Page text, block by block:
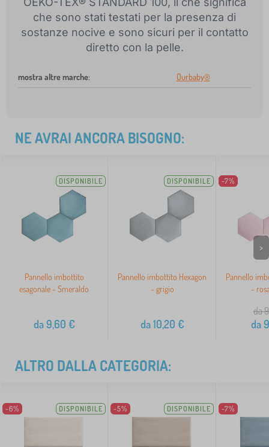
che sono stati testati per la presenza di
sostanze nocive e sono sicuri per il contatto
diretto con la pelle.
mostra altre marche: Ourbaby®
NE AVRAI ANCORA BISOGNO:
DISPONIBILE
Pannello imbottito
esagonale - Smeraldo
da9,60 €
DISPONIBILE
Pannello imbottito Hexagon
- grigio
da10,20 €
-7%
Pannello
-
da
da
>
ALTRO DALLA CATEGORIA:
-6% DISPONIBILE -5% DISPONIBILE -7%